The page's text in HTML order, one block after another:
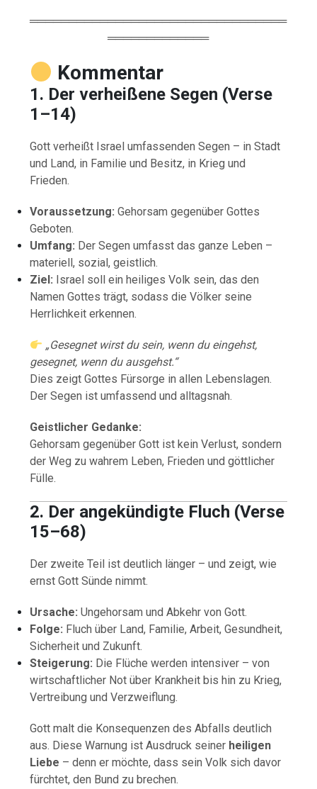
═════════════════════════════════
═════════════
Kommentar
1. Der verheißene Segen (Verse
1–14)
Gott verheißt Israel umfassenden Segen – in Stadt
und Land, in Familie und Besitz, in Krieg und
Frieden.
Voraussetzung: Gehorsam gegenüber Gottes
Geboten.
Umfang: Der Segen umfasst das ganze Leben –
materiell, sozial, geistlich.
Ziel: Israel soll ein heiliges Volk sein, das den
Namen Gottes trägt, sodass die Völker seine
Herrlichkeit erkennen.
„Gesegnet wirst du sein, wenn du eingehst,
gesegnet, wenn du ausgehst.“
Dies zeigt Gottes Fürsorge in allen Lebenslagen.
Der Segen ist umfassend und alltagsnah.
Geistlicher Gedanke:
Gehorsam gegenüber Gott ist kein Verlust, sondern
der Weg zu wahrem Leben, Frieden und göttlicher
Fülle.
2. Der angekündigte Fluch (Verse
15–68)
Der zweite Teil ist deutlich länger – und zeigt, wie
ernst Gott Sünde nimmt.
Ursache: Ungehorsam und Abkehr von Gott.
Folge: Fluch über Land, Familie, Arbeit, Gesundheit,
Sicherheit und Zukunft.
Steigerung: Die Flüche werden intensiver – von
wirtschaftlicher Not über Krankheit bis hin zu Krieg,
Vertreibung und Verzweiflung.
Gott malt die Konsequenzen des Abfalls deutlich
aus. Diese Warnung ist Ausdruck seiner heiligen
Liebe – denn er möchte, dass sein Volk sich davor
fürchtet, den Bund zu brechen.